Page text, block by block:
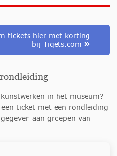
tickets hier met korting
bij Tiqets.com
in het museum?
ticket met een rondleiding
aan groepen van